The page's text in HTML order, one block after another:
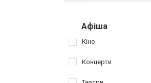
Афіша
Кіно
Концерти